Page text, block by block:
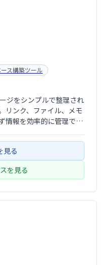
ス構築ツール
ジをシンプルで整理され
リンク、ファイル、メモ
情報を効率的に管理でき
見る
を見る